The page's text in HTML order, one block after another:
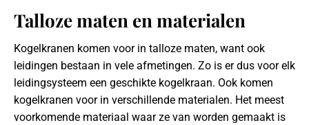
Talloze maten en materialen
Kogelkranen komen voor in talloze maten, want ook
leidingen bestaan in vele afmetingen. Zo is er dus voor elk
leidingsysteem een geschikte kogelkraan. Ook komen
kogelkranen voor in verschillende materialen. Het meest
voorkomende materiaal waar ze van worden gemaakt is